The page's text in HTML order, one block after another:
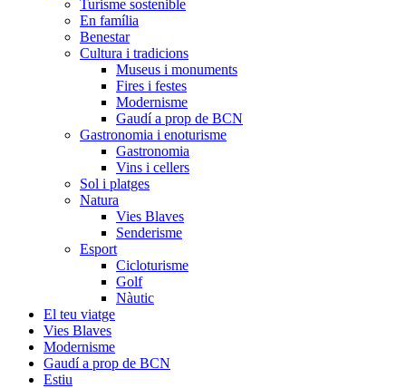
Turisme sostenible
En família
Benestar
Cultura i tradicions
Museus i monuments
Fires i festes
Modernisme
Gaudí a prop de BCN
Gastronomia i enoturisme
Gastronomia
Vins i cellers
Sol i platges
Natura
Vies Blaves
Senderisme
Esport
Cicloturisme
Golf
Nàutic
El teu viatge
Vies Blaves
Modernisme
Gaudí a prop de BCN
Estiu